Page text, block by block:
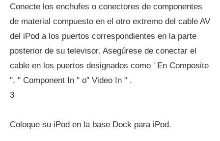
Conecte los enchufes o conectores de componentes
de material compuesto en el otro extremo del cable AV
del iPod a los puertos correspondientes en la parte
posterior de su televisor. Asegúrese de conectar el
cable en los puertos designados como ' En Composite
", " Component In " o" Video In " .
3
Coloque su iPod en la base Dock para iPod.